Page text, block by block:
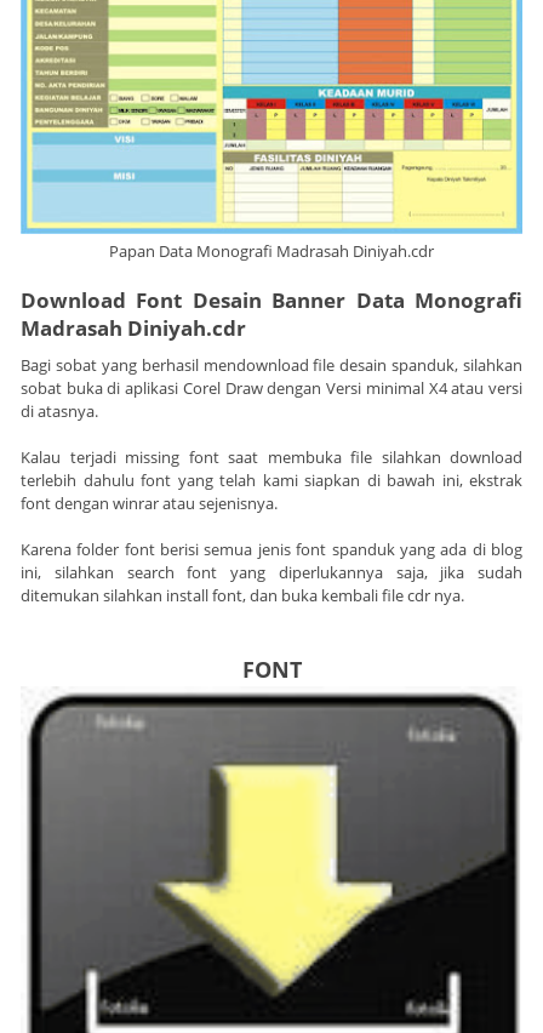
Papan Data Monografi Madrasah Diniyah.cdr
Download Font Desain Banner Data Monografi
Madrasah Diniyah.cdr
Bagi sobat yang berhasil mendownload file desain spanduk, silahkan
sobat buka di aplikasi Corel Draw dengan Versi minimal X4 atau versi
di atasnya.
Kalau terjadi missing font saat membuka file silahkan download
terlebih dahulu font yang telah kami siapkan di bawah ini, ekstrak
font dengan winrar atau sejenisnya.
Karena folder font berisi semua jenis font spanduk yang ada di blog
ini, silahkan search font yang diperlukannya saja, jika sudah
ditemukan silahkan install font, dan buka kembali file cdr nya.
FONT